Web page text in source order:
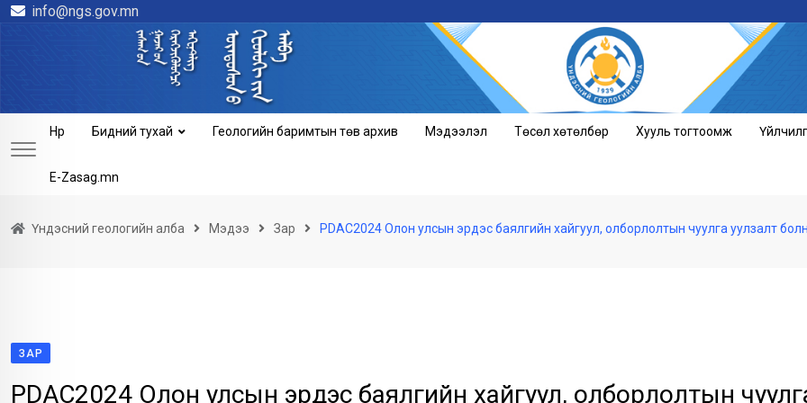
Skip info@ngs.gov.mn
Нүүр Бидний тухай Геологийн баримтын төв архив Мэдээлэл Төсөл хөтөлбөр Хууль тогтоомж
E-Zasag.mn
Үндэсний геологийн алба Мэдээ Зар PDAC2024 Олон улсын эрдэс баялгийн хайгуул, олборлолтын чуулга уулзалт
ЗАР
PDAC2024 Олон улсын эрдэс баялгийн хайгуул, олборлолтын